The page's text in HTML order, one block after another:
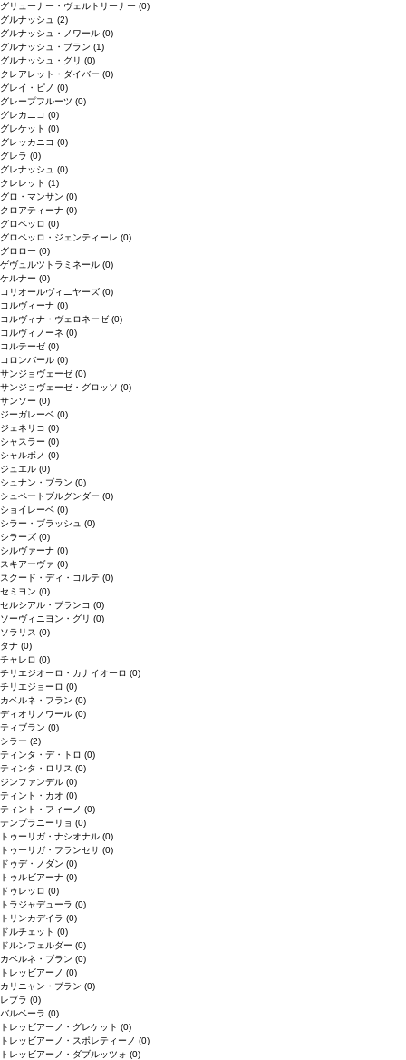
グリューナー・ヴェルトリーナー (0)
グルナッシュ (2)
グルナッシュ・ノワール (0)
グルナッシュ・ブラン (1)
グルナッシュ・グリ (0)
クレアレット・ダイバー (0)
グレイ・ピノ (0)
グレープフルーツ (0)
グレカニコ (0)
グレケット (0)
グレッカニコ (0)
グレラ (0)
グレナッシュ (0)
クレレット (1)
グロ・マンサン (0)
クロアティーナ (0)
グロペッロ (0)
グロペッロ・ジェンティーレ (0)
グロロー (0)
ゲヴュルツトラミネール (0)
ケルナー (0)
コリオールヴィニヤーズ (0)
コルヴィーナ (0)
コルヴィナ・ヴェロネーゼ (0)
コルヴィノーネ (0)
コルテーゼ (0)
コロンバール (0)
サンジョヴェーゼ (0)
サンジョヴェーゼ・グロッソ (0)
サンソー (0)
ジーガレーベ (0)
ジェネリコ (0)
シャスラー (0)
シャルボノ (0)
ジュエル (0)
シュナン・ブラン (0)
シュペートブルグンダー (0)
ショイレーベ (0)
シラー・ブラッシュ (0)
シラーズ (0)
シルヴァーナ (0)
スキアーヴァ (0)
スクード・ディ・コルテ (0)
セミヨン (0)
セルシアル・ブランコ (0)
ソーヴィニヨン・グリ (0)
ソラリス (0)
タナ (0)
チャレロ (0)
チリエジオーロ・カナイオーロ (0)
チリエジョーロ (0)
カベルネ・フラン (0)
ディオリノワール (0)
ティブラン (0)
シラー (2)
ティンタ・デ・トロ (0)
ティンタ・ロリス (0)
ジンファンデル (0)
ティント・カオ (0)
ティント・フィーノ (0)
テンプラニーリョ (0)
トゥーリガ・ナシオナル (0)
トゥーリガ・フランセサ (0)
ドゥデ・ノダン (0)
トゥルビアーナ (0)
ドゥレッロ (0)
トラジャデューラ (0)
トリンカデイラ (0)
ドルチェット (0)
ドルンフェルダー (0)
カベルネ・ブラン (0)
トレッビアーノ (0)
カリニャン・ブラン (0)
レブラ (0)
バルベーラ (0)
トレッビアーノ・グレケット (0)
トレッビアーノ・スポレティーノ (0)
トレッビアーノ・ダブルッツォ (0)